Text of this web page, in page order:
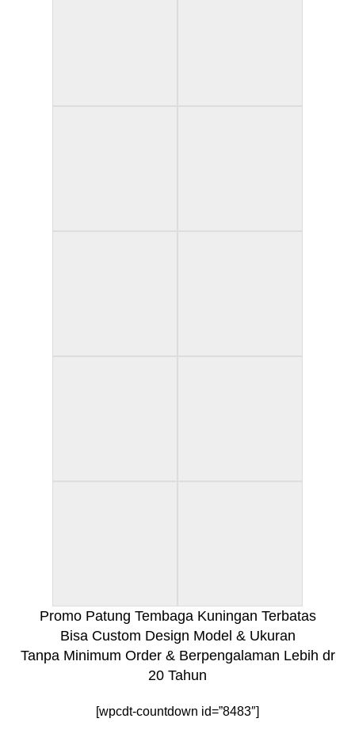
Promo Patung Tembaga Kuningan Terbatas
Bisa Custom Design Model & Ukuran
Tanpa Minimum Order & Berpengalaman Lebih dr
20 Tahun
[wpcdt-countdown id=”8483″]